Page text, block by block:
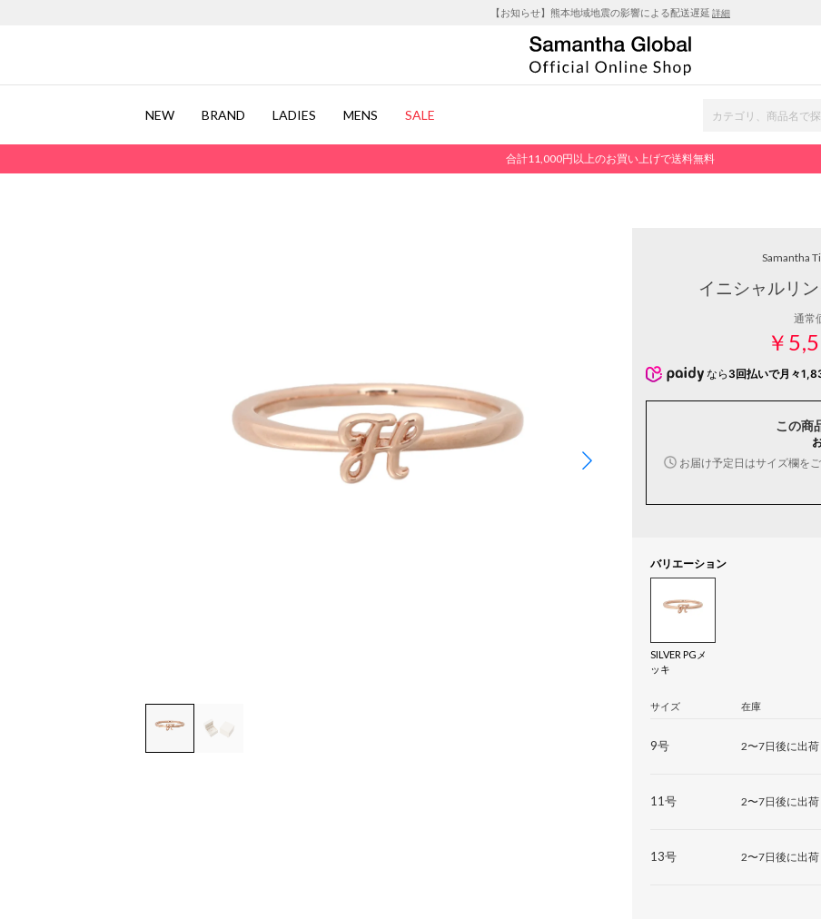
【お知らせ】熊本地域地震の影響による配送遅延 詳細
NEW BRAND LADIES MENS SALE
合計11,000円以上のお買い上げで送料無料
Samantha
イニシャルリ
通常
￥
なら 3回払いで月々
この商
お届け予定日はサイズ欄をご
バリエーション
SILVER PGメ
ッキ
サイズ 在庫
9号 2〜7日後に出荷
11号 2〜7日後に出荷
13号 2〜7日後に出荷